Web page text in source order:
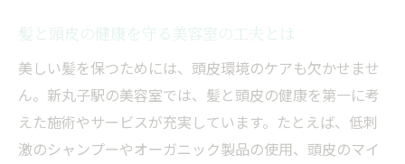
髪と頭皮の健康を守る美容室の工夫とは
美しい髪を保つためには、頭皮環境のケアも欠かせませ
ん。新丸子駅の美容室では、髪と頭皮の健康を第一に考
えた施術やサービスが充実しています。たとえば、低刺
激のシャンプーやオーガニック製品の使用、頭皮のマイ